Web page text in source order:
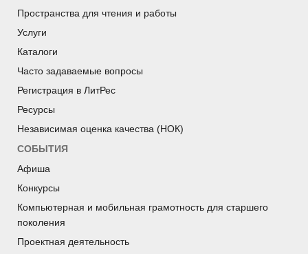
Пространства для чтения и работы
Услуги
Каталоги
Часто задаваемые вопросы
Регистрация в ЛитРес
Ресурсы
Независимая оценка качества (НОК)
СОБЫТИЯ
Афиша
Конкурсы
Компьютерная и мобильная грамотность для старшего
поколения
Проектная деятельность